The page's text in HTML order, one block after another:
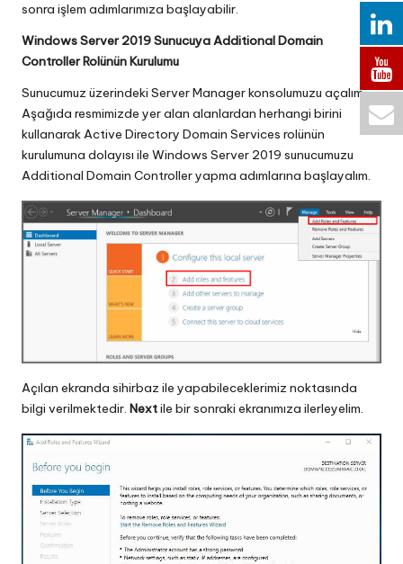
sonra işlem adımlarımıza başlayabilir.
Windows Server 2019 Sunucuya Additional Domain
Controller Rolünün Kurulumu
Sunucumuz üzerindeki Server Manager konsolumuzu açalım.
Aşağıda resmimizde yer alan alanlardan herhangi birini
kullanarak Active Directory Domain Services rolünün
kurulumuna dolayısı ile Windows Server 2019 sunucumuzu
Additional Domain Controller yapma adımlarına başlayalım.
Açılan ekranda sihirbaz ile yapabileceklerimiz noktasında
bilgi verilmektedir. Nextile bir sonraki ekranımıza ilerleyelim.